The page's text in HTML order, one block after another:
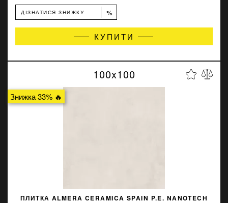
ДІЗНАТИСЯ ЗНИЖКУ %
КУПИТИ
Знижка 33% 🔥
100x100
ПЛИТКА ALMERA CERAMICA SPAIN P.E. NANOTECH